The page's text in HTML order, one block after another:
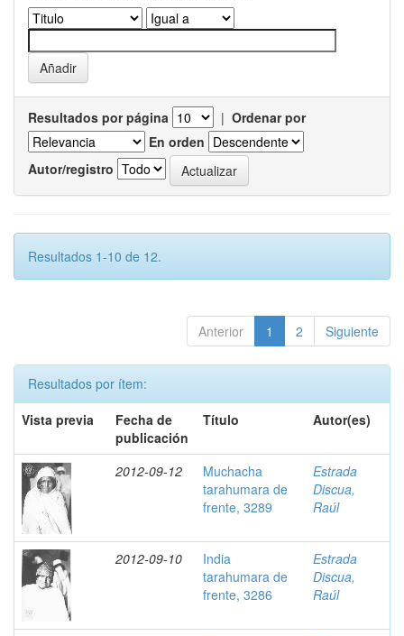
Resultados por página | Ordenar por
En orden
Autor/registro
Resultados 1-10 de 12.
Anterior 1 2 Siguiente
Resultados por ítem:
Vista previa
Fecha de
publicación
Título Autor(es)
2012-09-12
Muchacha
tarahumara de
frente, 3289
Estrada
Discua,
Raúl
2012-09-10
India
tarahumara de
frente, 3286
Estrada
Discua,
Raúl